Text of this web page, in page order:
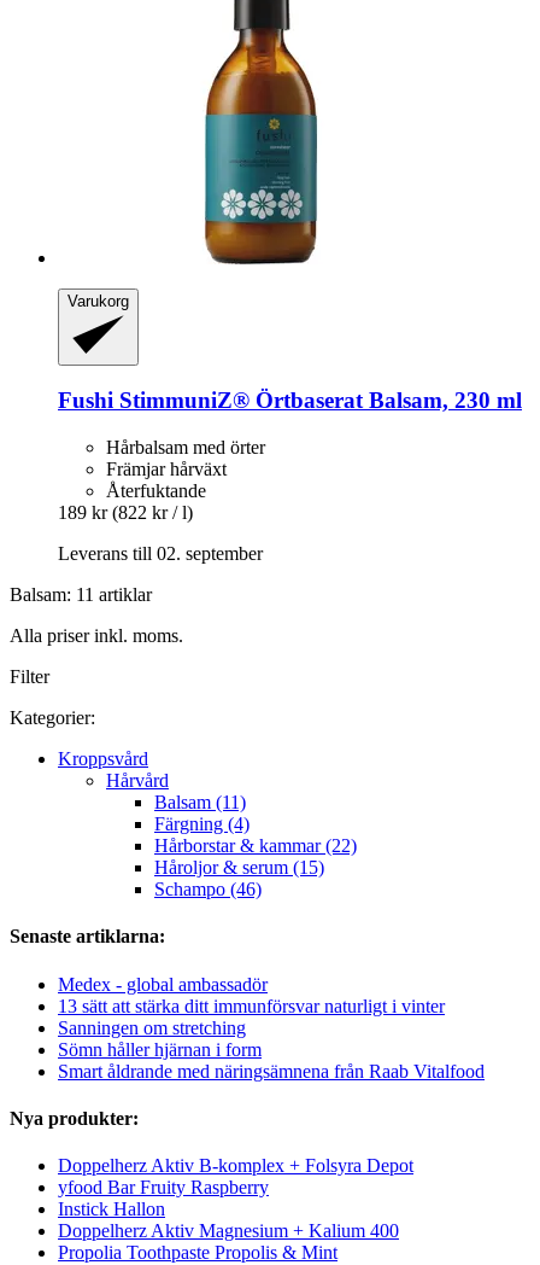
Varukorg
Fushi StimmuniZ® Örtbaserat Balsam, 230 ml
Hårbalsam med örter
Främjar hårväxt
Återfuktande
189 kr (822 kr / l)
Leverans till 02. september
Balsam: 11 artiklar
Alla priser inkl. moms.
Filter
Kategorier:
Kroppsvård
Hårvård
Balsam (11)
Färgning (4)
Hårborstar & kammar (22)
Håroljor & serum (15)
Schampo (46)
Senaste artiklarna:
Medex - global ambassadör
13 sätt att stärka ditt immunförsvar naturligt i vinter
Sanningen om stretching
Sömn håller hjärnan i form
Smart åldrande med näringsämnena från Raab Vitalfood
Nya produkter:
Doppelherz Aktiv B-komplex + Folsyra Depot
yfood Bar Fruity Raspberry
Instick Hallon
Doppelherz Aktiv Magnesium + Kalium 400
Propolia Toothpaste Propolis & Mint